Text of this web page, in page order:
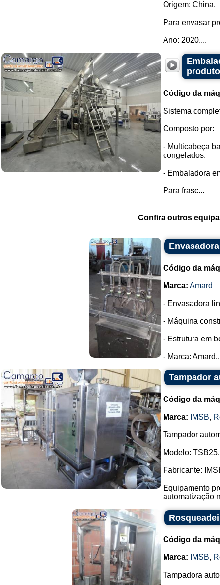
Origem: China.
Para envasar
Ano: 2020....
Código da
Sistema
Composto por:
- Multicabeça
congelados.
- Embaladora
Para frasc...
Confira outros
Código da
Marca: Amard
- Envasadora
- Máquina
- Estrutura em
- Marca:
Tampador
Código da
Marca: IMSB,
Tampador
Modelo:
Fabricante:
Equipamento
automatização
Código da
Marca: IMSB,
Tampadora